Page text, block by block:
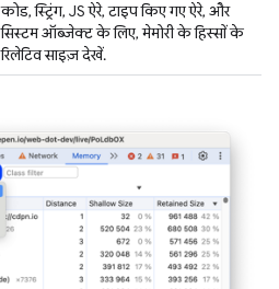
कोड, स्ट्रिंग, JS ऐरे, टाइप किए गए ऐरे, और
सिस्टम ऑब्जेक्ट के लिए, मेमोरी के हिस्सों के
रिलेटिव साइज़ देखें.